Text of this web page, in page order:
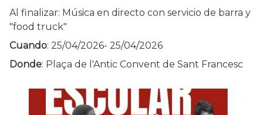
Al finalizar: Música en directo con servicio de barra y
"food truck"
Cuando: 25/04/2026- 25/04/2026
Donde: Plaça de l'Antic Convent de Sant Francesc